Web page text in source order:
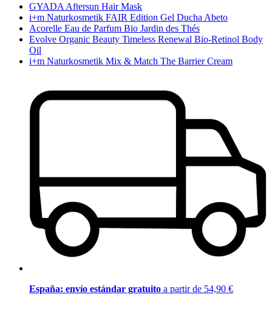
GYADA Aftersun Hair Mask
i+m Naturkosmetik FAIR Edition Gel Ducha Abeto
Acorelle Eau de Parfum Bio Jardin des Thés
Evolve Organic Beauty Timeless Renewal Bio-Retinol Body
Oil
i+m Naturkosmetik Mix & Match The Barrier Cream
España: envío estándar gratuito a partir de 54,90 €